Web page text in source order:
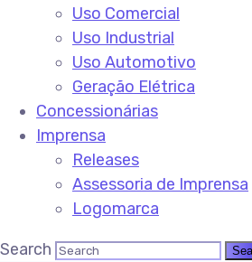
Uso Comercial
Uso Industrial
Uso Automotivo
Geração Elétrica
Concessionárias
Imprensa
Releases
Assessoria de Imprensa
Logomarca
Search